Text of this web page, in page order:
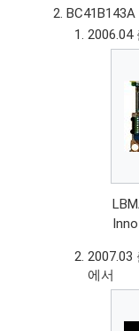
BC41B143A
에서